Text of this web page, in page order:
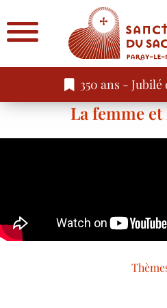
350 ans -
La femme